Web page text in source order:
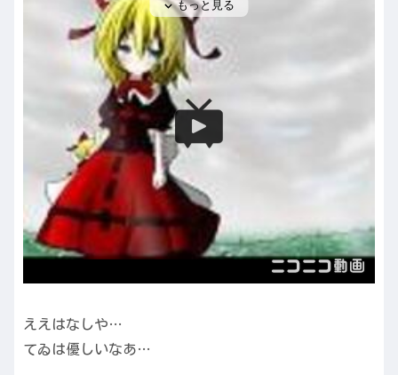
ええはなしや…
てゐは優しいなあ…